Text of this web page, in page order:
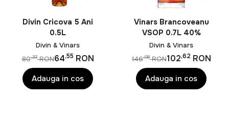
Divin Cricova 5 Ani
0.5L
Divin & Vinars
64,55 RON
80,33 RON
Adauga in cos
Vinars Brancoveanu
VSOP 0.7L 40%
Divin & Vinars
102,62 RON
146,98 RON
Adauga in cos